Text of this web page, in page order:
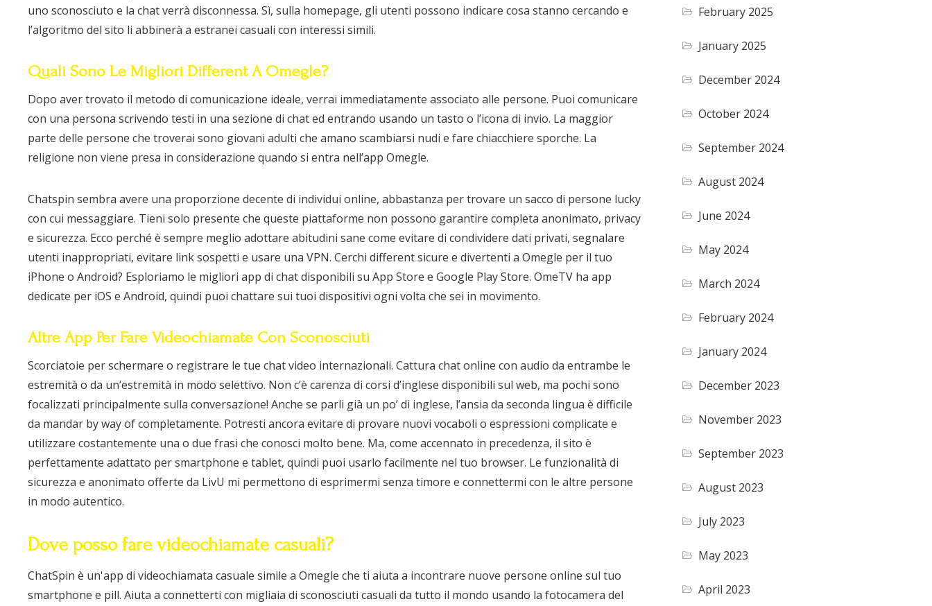
uno sconosciuto e la chat verrà disconnessa. Sì, sulla homepage, gli utenti possono indicare cosa stanno cercando e
l’algoritmo del sito li abbinerà a estranei casuali con interessi simili.
Quali Sono Le Migliori Different A Omegle?
Dopo aver trovato il metodo di comunicazione ideale, verrai immediatamente associato alle persone. Puoi comunicare
con una persona scrivendo testi in una sezione di chat ed entrando usando un tasto o l’icona di invio. La maggior
parte delle persone che troverai sono giovani adulti che amano scambiarsi nudi e fare chiacchiere sporche. La
religione non viene presa in considerazione quando si entra nell’app Omegle.
Chatspin sembra avere una proporzione decente di individui online, abbastanza per trovare un sacco di persone lucky
con cui messaggiare. Tieni solo presente che queste piattaforme non possono garantire completa anonimato, privacy
e sicurezza. Ecco perché è sempre meglio adottare abitudini sane come evitare di condividere dati privati, segnalare
utenti inappropriati, evitare link sospetti e usare una VPN. Cerchi different sicure e divertenti a Omegle per il tuo
iPhone o Android? Esploriamo le migliori app di chat disponibili su App Store e Google Play Store. OmeTV ha app
dedicate per iOS e Android, quindi puoi chattare sui tuoi dispositivi ogni volta che sei in movimento.
Altre App Per Fare Videochiamate Con Sconosciuti
Scorciatoie per schermare o registrare le tue chat video internazionali. Cattura chat online con audio da entrambe le
estremità o da un’estremità in modo selettivo. Non c’è carenza di corsi d’inglese disponibili sul web, ma pochi sono
focalizzati principalmente sulla conversazione! Anche se parli già un po’ di inglese, l’ansia da seconda lingua è difficile
da mandar by way of completamente. Potresti ancora evitare di provare nuovi vocaboli o espressioni complicate e
utilizzare costantemente una o due frasi che conosci molto bene. Ma, come accennato in precedenza, il sito è
perfettamente adattato per smartphone e tablet, quindi puoi usarlo facilmente nel tuo browser. Le funzionalità di
sicurezza e anonimato offerte da LivU mi permettono di esprimermi senza timore e connettermi con le altre persone
in modo autentico.
Dove posso fare videochiamate casuali?
ChatSpin è un'app di videochiamata casuale simile a Omegle che ti aiuta a incontrare nuove persone online sul tuo
smartphone e pill. Aiuta a connetterti con migliaia di sconosciuti casuali da tutto il mondo usando la fotocamera del
February 2025
January 2025
December 2024
October 2024
September 2024
August 2024
June 2024
May 2024
March 2024
February 2024
January 2024
December 2023
November 2023
September 2023
August 2023
July 2023
May 2023
April 2023